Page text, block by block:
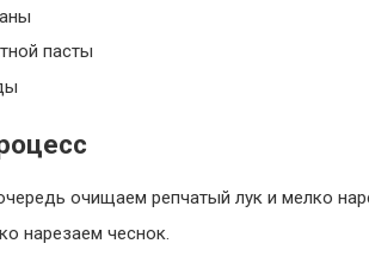
пасты
очищаем репчатый лук и мелко
нарезаем чеснок.